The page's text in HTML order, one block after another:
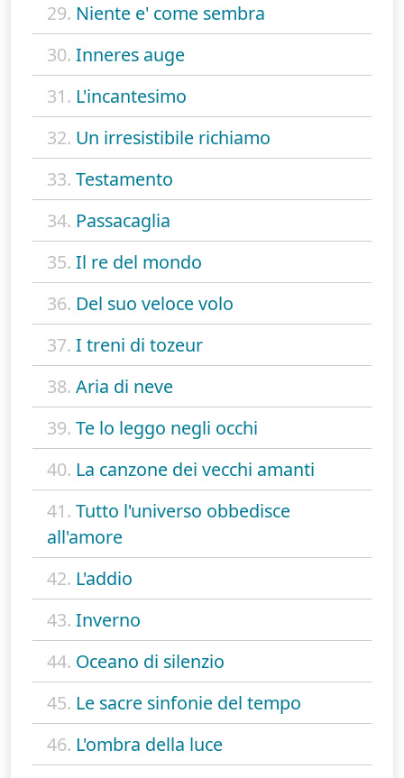
29. Niente e' come sembra
30. Inneres auge
31. L'incantesimo
32. Un irresistibile richiamo
33. Testamento
34. Passacaglia
35. Il re del mondo
36. Del suo veloce volo
37. I treni di tozeur
38. Aria di neve
39. Te lo leggo negli occhi
40. La canzone dei vecchi amanti
41. Tutto l'universo obbedisce
all'amore
42. L'addio
43. Inverno
44. Oceano di silenzio
45. Le sacre sinfonie del tempo
46. L'ombra della luce